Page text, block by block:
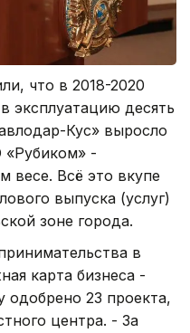
что в 2018-2020
эксплуатацию десять
Кус» выросло
«Рубиком» -
весе. Всё это вкупе
выпуска (услуг)
зоне города.
в
карта бизнеса -
одобрено 23 проекта,
центра. - За